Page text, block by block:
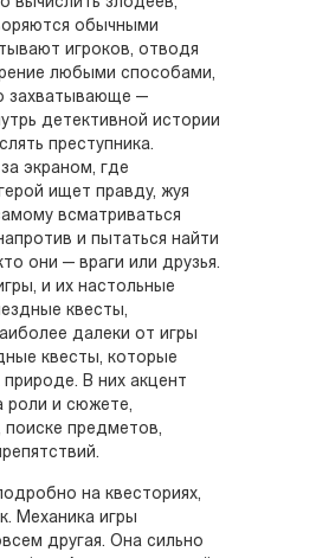
обычными
игроков, отводя
любыми способами,
захватывающе —
детективной истории
преступника.
экраном, где
ищет правду, жуя
всматриваться
и пытаться найти
они — враги или друзья.
и их настольные
квесты,
далеки от игры
квесты, которые
В них акцент
роли и сюжете,
поиске предметов,
на квесториях,
Механика игры
другая. Она сильно